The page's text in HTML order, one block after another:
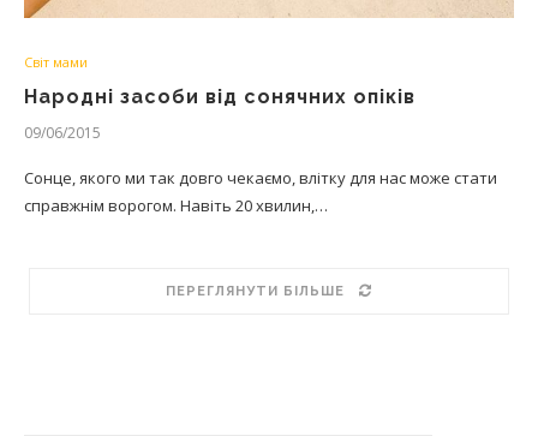
Світ мами
Народні засоби від сонячних опіків
09/06/2015
Сонце, якого ми так довго чекаємо, влітку для нас може стати
справжнім ворогом. Навіть 20 хвилин,…
ПЕРЕГЛЯНУТИ БІЛЬШЕ